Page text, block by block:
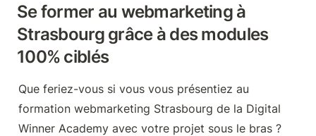
Strasbourg grâce à des modules
100% ciblés
Que feriez-vous si vous vous présentiez au
formation webmarketing Strasbourg de la Digital
Winner Academy avec votre projet sous le bras ?